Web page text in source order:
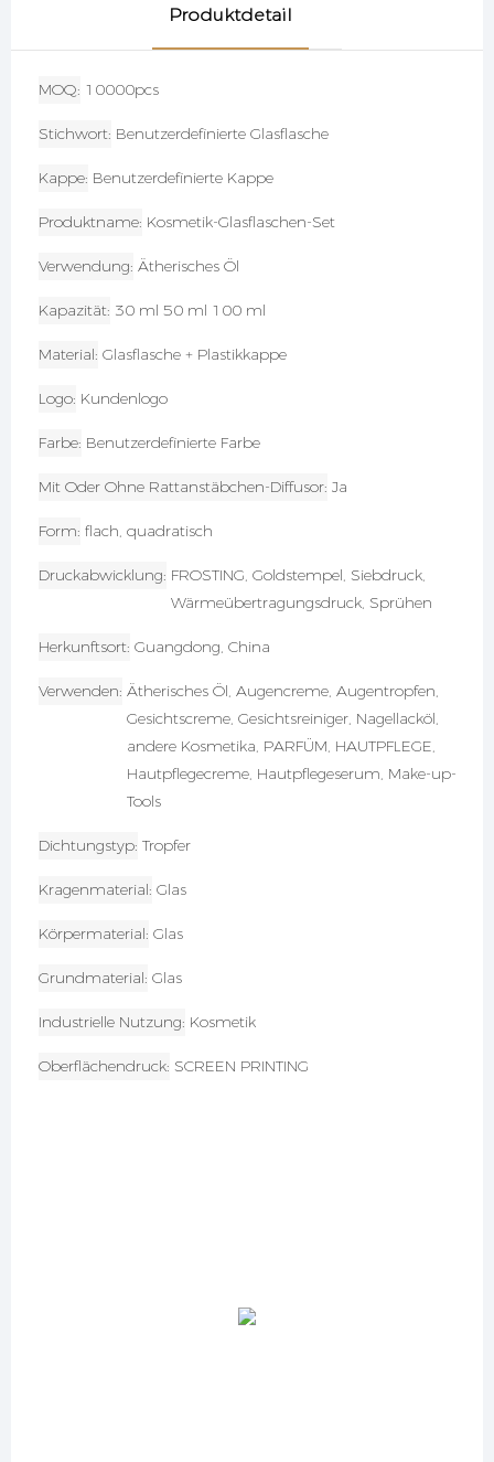
Produktdetail
MOQ 10000pcs
Stichwort Benutzerdefinierte Glasflasche
Kappe Benutzerdefinierte Kappe
Produktname Kosmetik-Glasflaschen-Set
Verwendung Ätherisches Öl
Kapazität 30 ml 50 ml 100 ml
Material Glasflasche + Plastikkappe
Logo Kundenlogo
Farbe Benutzerdefinierte Farbe
Mit Oder Ohne Rattanstäbchen-Diffusor Ja
Form flach, quadratisch
Druckabwicklung FROSTING, Goldstempel, Siebdruck,
Wärmeübertragungsdruck, Sprühen
Herkunftsort Guangdong, China
Verwenden Ätherisches Öl, Augencreme, Augentropfen,
Gesichtscreme, Gesichtsreiniger, Nagellacköl,
andere Kosmetika, PARFÜM, HAUTPFLEGE,
Hautpflegecreme, Hautpflegeserum, Make-up-
Tools
Dichtungstyp Tropfer
Kragenmaterial Glas
Körpermaterial Glas
Grundmaterial Glas
Industrielle Nutzung Kosmetik
Oberflächendruck SCREEN PRINTING